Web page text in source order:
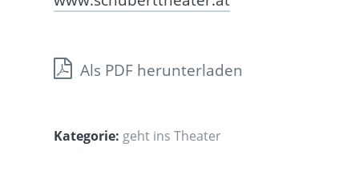
Als PDF herunterladen
Kategorie: geht ins Theater